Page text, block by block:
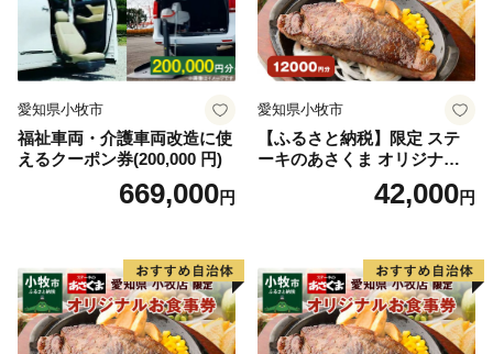
愛知県小牧市
福祉車両・介護車両改造に使
えるクーポン券(200,000 円)
669,000円
愛知県小牧市
【ふるさと納税】限定 ステ
ーキのあさくま オリジナル
お食事券 12000円 お好きなメ
ニュー 好きなだけ コーンス
県 小牧店 小牧市 チケット 送
料無料
42,000円